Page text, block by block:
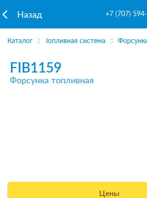
Назад +7 (707)
Каталог Топливная система
FIB1159
Форсунка топливная
Цены